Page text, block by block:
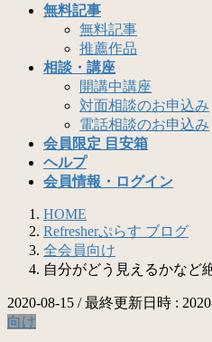
無料記事
無料記事
推薦作品
相談・講座
開講中講座
対面相談のお申込み
電話相談のお申込み
会員限定 目安箱
ヘルプ
会員情報・ログイン
HOME
Refresherぷらす ブログ
全会員向け
自分がどう見えるかなど
2020-08-15 / 最終更新日時 :
向け